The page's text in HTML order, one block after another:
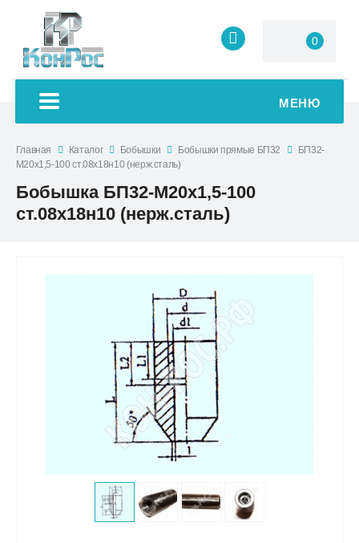
0
МЕНЮ
Главная Каталог Бобышки Бобышки прямые БП32
БП32-
М20х1,5-100 ст.08х18н10 (нерж.сталь)
Бобышка БП32-М20х1,5-100
ст.08х18н10 (нерж.сталь)